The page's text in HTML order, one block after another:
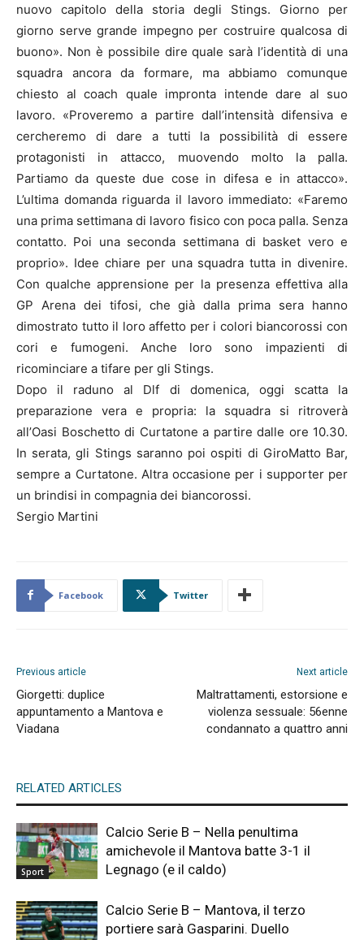
nuovo capitolo della storia degli Stings. Giorno per
giorno serve grande impegno per costruire qualcosa di
buono». Non è possibile dire quale sarà l’identità di una
squadra ancora da formare, ma abbiamo comunque
chiesto al coach quale impronta intende dare al suo
lavoro. «Proveremo a partire dall’intensità difensiva e
cercheremo di dare a tutti la possibilità di essere
protagonisti in attacco, muovendo molto la palla.
Partiamo da queste due cose in difesa e in attacco».
L’ultima domanda riguarda il lavoro immediato: «Faremo
una prima settimana di lavoro fisico con poca palla. Senza
contatto. Poi una seconda settimana di basket vero e
proprio». Idee chiare per una squadra tutta in divenire.
Con qualche apprensione per la presenza effettiva alla
GP Arena dei tifosi, che già dalla prima sera hanno
dimostrato tutto il loro affetto per i colori biancorossi con
cori e fumogeni. Anche loro sono impazienti di
ricominciare a tifare per gli Stings.
Dopo il raduno al Dlf di domenica, oggi scatta la
preparazione vera e propria: la squadra si ritroverà
all’Oasi Boschetto di Curtatone a partire dalle ore 10.30.
In serata, gli Stings saranno poi ospiti di GiroMatto Bar,
sempre a Curtatone. Altra occasione per i supporter per
un brindisi in compagnia dei biancorossi.
Sergio Martini
Facebook Twitter
Previous article
Giorgetti: duplice
appuntamento a Mantova e
Viadana
Next article
Maltrattamenti, estorsione e
violenza sessuale: 56enne
condannato a quattro anni
RELATED ARTICLES
Sport
Calcio Serie B – Nella penultima
amichevole il Mantova batte 3-1 il
Legnago (e il caldo)
Calcio Serie B – Mantova, il terzo
portiere sarà Gasparini. Duello